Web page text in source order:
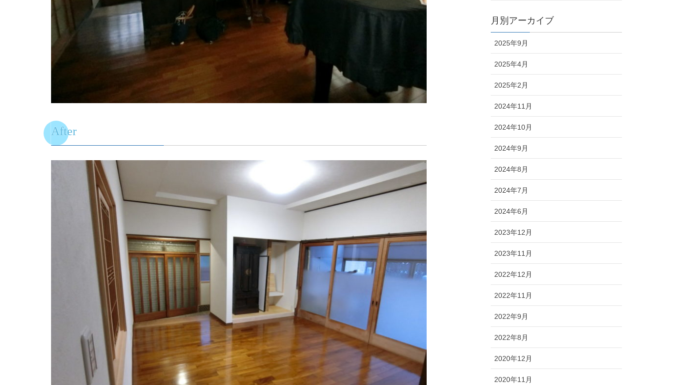
After
月別アーカイブ
2025年9月
2025年4月
2025年2月
2024年11月
2024年10月
2024年9月
2024年8月
2024年7月
2024年6月
2023年12月
2023年11月
2022年12月
2022年11月
2022年9月
2022年8月
2020年12月
2020年11月